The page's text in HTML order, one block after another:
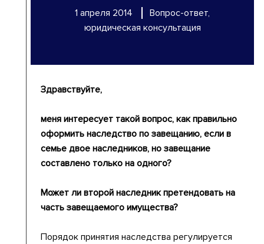
1 апреля 2014
Вопрос-ответ,
юридическая консультация
Здравствуйте,
меня интересует такой вопрос, как правильно
оформить наследство по завещанию, если в
семье двое наследников, но завещание
составлено только на одного?
Может ли второй наследник претендовать на
часть завещаемого имущества?
Порядок принятия наследства регулируется